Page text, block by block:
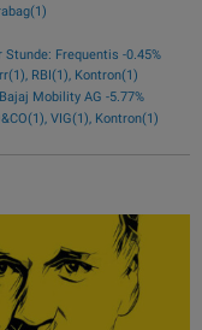
Frequentis -0.45%
RBI(1), Kontron(1)
Mobility AG -5.77%
VIG(1), Kontron(1)